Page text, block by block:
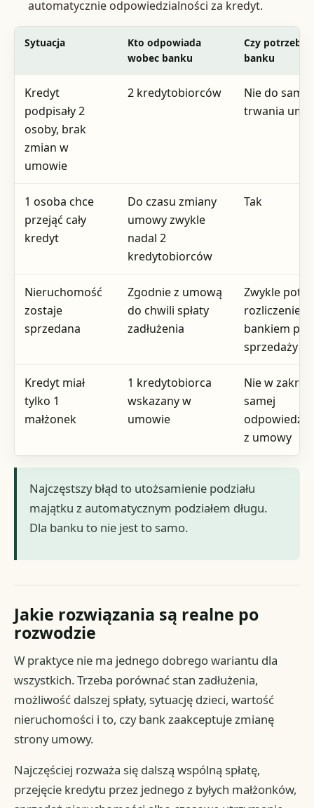
automatycznie odpowiedzialności za kredyt.
Sytuacja
Kto odpowiada
wobec banku
Czy
banku
Kredyt
podpisały 2
osoby, brak
zmian w
umowie
2 kredytobiorców
Nie do
trwania
1 osoba chce
przejąć cały
kredyt
Do czasu zmiany
umowy zwykle
nadal 2
kredytobiorców
Tak
Nieruchomość
zostaje
sprzedana
Zgodnie z umową
do chwili spłaty
zadłużenia
Zwykle
rozliczenie z
bankiem
sprzedaży
Kredyt miał
tylko 1
małżonek
1 kredytobiorca
wskazany w
umowie
Nie w
samej
z umowy
Najczęstszy błąd to utożsamienie podziału
majątku z automatycznym podziałem długu.
Dla banku to nie jest to samo.
Jakie rozwiązania są realne po
rozwodzie
W praktyce nie ma jednego dobrego wariantu dla
wszystkich. Trzeba porównać stan zadłużenia,
możliwość dalszej spłaty, sytuację dzieci, wartość
nieruchomości i to, czy bank zaakceptuje zmianę
strony umowy.
Najczęściej rozważa się dalszą wspólną spłatę,
przejęcie kredytu przez jednego z byłych małżonków,